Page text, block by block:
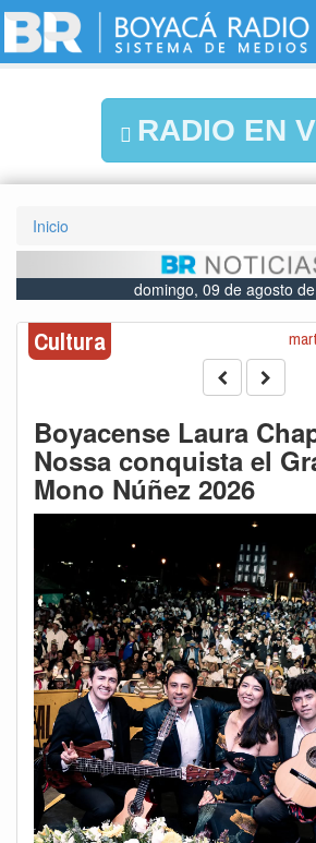
RADIO EN
Inicio
domingo, 09 de agosto
Cultura
Boyacense Laura
Nossa conquista el
Mono Núñez 2026